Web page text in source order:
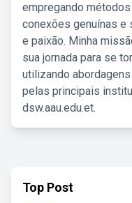
empregando
conexões genuínas e
e paixão. Minha
sua jornada para se
utilizando
pelas principais
dsw.aau.edu.et.
Top Post